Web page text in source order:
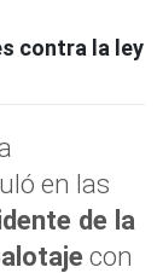
contra la ley
en las
de la
con